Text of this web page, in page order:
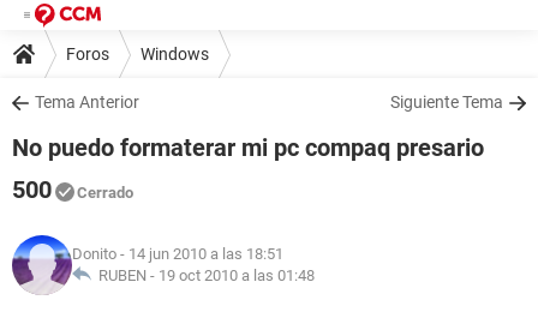
Foros Windows
Tema Anterior Siguiente Tema
No puedo formaterar mi pc compaq presario
500
Cerrado
Donito - 14 jun 2010 a las 18:51
RUBEN - 19 oct 2010 a las 01:48